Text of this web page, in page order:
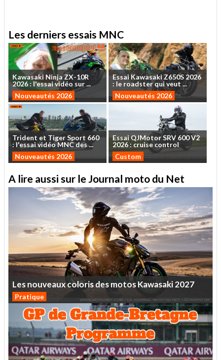
Les derniers essais MNC
Kawasaki NinjaZX-10R
2026: l'essaividéo sur...
Nouveautés 2026
Essai KawasakiZ650S 2026
: le roadsterquiveut ...
Nouveautés 2026
Trident et TigerSport 660
: l'essaividéoMNCdes...
Nouveautés 2026
EssaiQJMotorSRV 600V2
2026 : cruise control
Custom
A lire aussi sur le Journal moto du Net
LesnouveauxcolorisdesmotosKawasaki2027
Pratique